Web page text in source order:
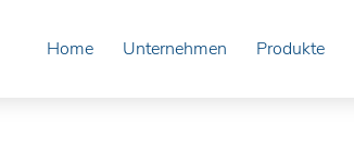
Home Unternehmen Produkte